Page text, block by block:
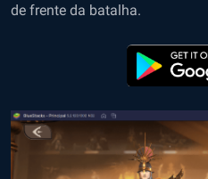
de frente da batalha.